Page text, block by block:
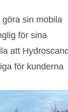
sin mobila
för sina
att
för kunderna